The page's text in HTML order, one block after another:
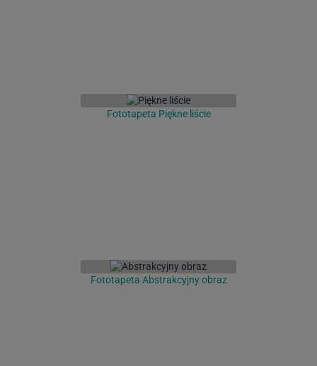
Fototapeta Piękne liście
Fototapeta Abstrakcyjny obraz